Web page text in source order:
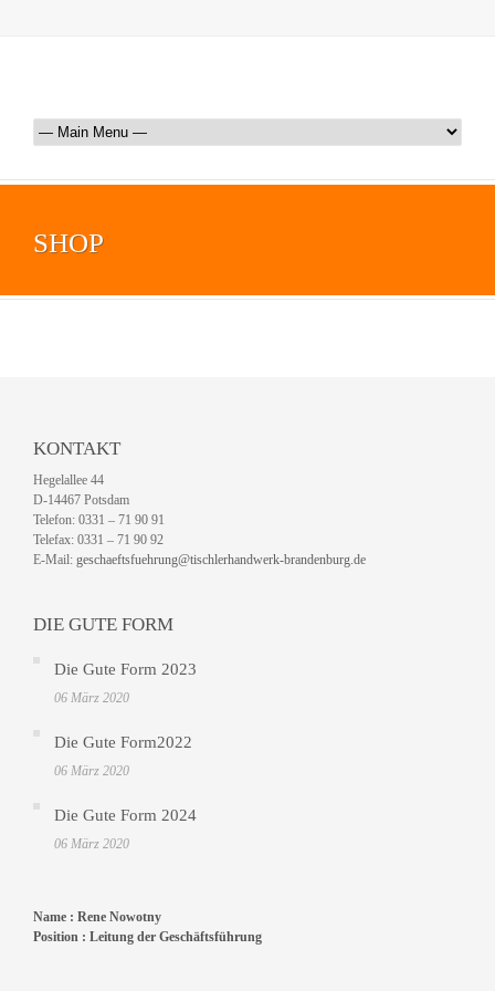
SHOP
KONTAKT
Hegelallee 44
D-14467 Potsdam
Telefon: 0331 – 71 90 91
Telefax: 0331 – 71 90 92
E-Mail: geschaeftsfuehrung@tischlerhandwerk-brandenburg.de
DIE GUTE FORM
Die Gute Form 2023
06 März 2020
Die Gute Form2022
06 März 2020
Die Gute Form 2024
06 März 2020
Name : Rene Nowotny
Position : Leitung der Geschäftsführung